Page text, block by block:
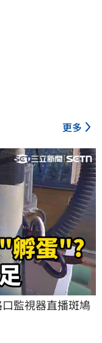
更多
口監視器直播斑鳩